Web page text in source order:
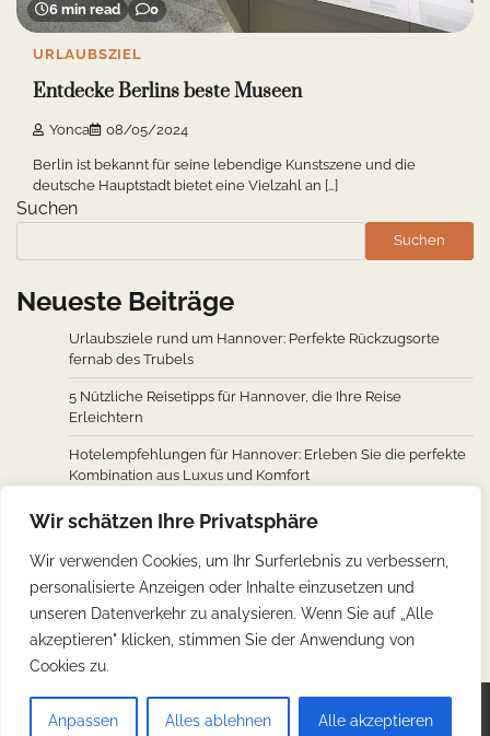
Wir schätzen Ihre Privatsphäre
Wir verwenden Cookies, um Ihr Surferlebnis zu verbessern,
personalisierte Anzeigen oder Inhalte einzusetzen und
unseren Datenverkehr zu analysieren. Wenn Sie auf „Alle
akzeptieren" klicken, stimmen Sie der Anwendung von
Cookies zu.
Anpassen Alles ablehnen Alle akzeptieren
6 min read 0
URLAUBSZIEL
Entdecke Berlins beste Museen
Yonca 08/05/2024
Berlin ist bekannt für seine lebendige Kunstszene und die
deutsche Hauptstadt bietet eine Vielzahl an […]
Suchen
Suchen
Neueste Beiträge
Urlaubsziele rund um Hannover: Perfekte Rückzugsorte
fernab des Trubels
5 Nützliche Reisetipps für Hannover, die Ihre Reise
Erleichtern
Hotelempfehlungen für Hannover: Erleben Sie die perfekte
Kombination aus Luxus und Komfort
Wie man von den wichtigsten Städten weltweit nach
Hannover fliegt: Ein Überblick über Flugverbindungen
Hannovers kulinarische Reise: Unverzichtbare traditionelle
deutsche Köstlichkeiten
Copyright © 2026 Günstig Reisen Impressum
|